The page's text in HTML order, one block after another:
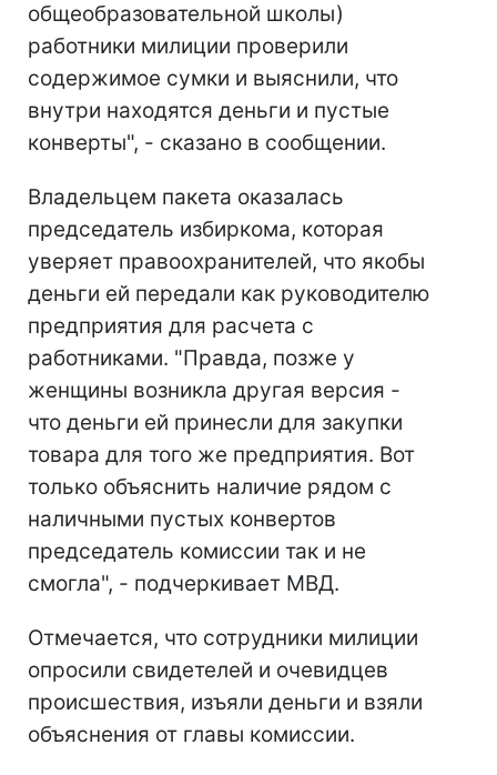
общеобразовательной школы)
работники милиции проверили
содержимое сумки и выяснили, что
внутри находятся деньги и пустые
конверты", - сказано в сообщении.
Владельцем пакета оказалась
председатель избиркома, которая
уверяет правоохранителей, что якобы
деньги ей передали как руководителю
предприятия для расчета с
работниками. "Правда, позже у
женщины возникла другая версия -
что деньги ей принесли для закупки
товара для того же предприятия. Вот
только объяснить наличие рядом с
наличными пустых конвертов
председатель комиссии так и не
смогла", - подчеркивает МВД.
Отмечается, что сотрудники милиции
опросили свидетелей и очевидцев
происшествия, изъяли деньги и взяли
объяснения от главы комиссии.